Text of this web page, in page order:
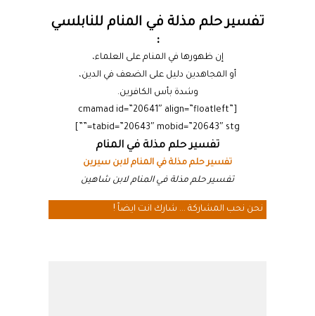
تفسير حلم مذلة في المنام للنابلسي
:
إن ظهورها في المنام على العلماء،
أو المجاهدين دليل على الضعف في الدين،
وشدة بأس الكافرين.
[cmamad id=”20641″ align=”floatleft”
tabid=”20643″ mobid=”20643″ stg=””]
تفسير حلم مذلة في المنام
تفسير حلم مذلة في المنام لابن سيرين
تفسير حلم مذلة في المنام لابن شاهين
نحن نحب المشاركة ... شارك انت ايضاً !